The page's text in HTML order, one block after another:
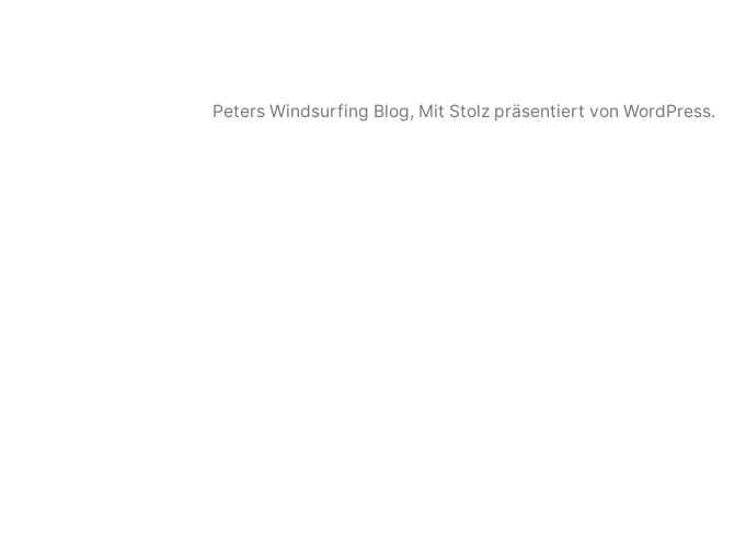
Peters Windsurfing Blog, Mit Stolz präsentiert von WordPress.